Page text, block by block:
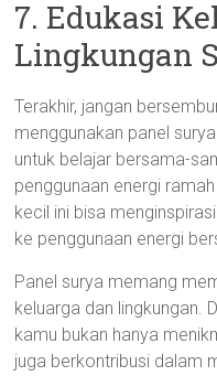
7. Edukasi
Lingkungan
Terakhir, jangan
menggunakan panel
untuk belajar bersama-
penggunaan energi
kecil ini bisa
ke penggunaan energi
Panel surya memang
keluarga dan lingkungan.
kamu bukan hanya
juga berkontribusi dalam